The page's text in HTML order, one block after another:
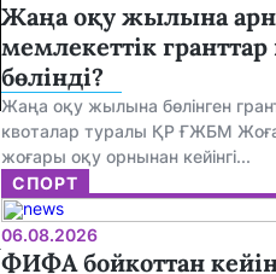
Жаңа оқу жылына
мемлекеттік гранттар
бөлінді?
Жаңа оқу жылына бөлінген
квоталар туралы ҚР ҒЖБМ
жоғары оқу орнынан кейінгі...
СПОРТ
06.08.2026
ФИФА бойкоттан